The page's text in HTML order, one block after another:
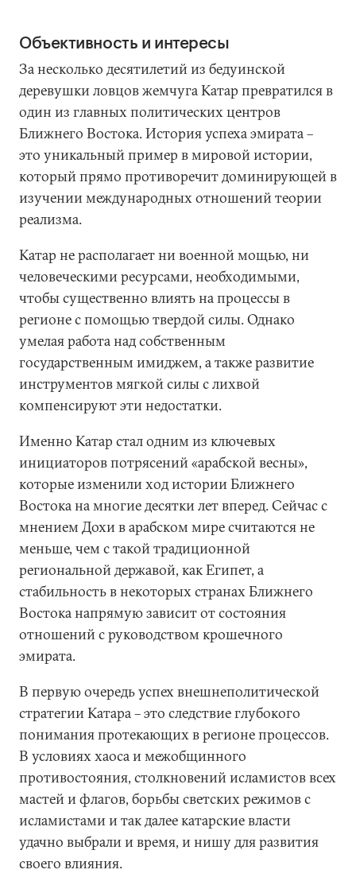
Объективность и интересы
За несколько десятилетий из бедуинской
деревушки ловцов жемчуга Катар превратился в
один из главных политических центров
Ближнего Востока. История успеха эмирата –
это уникальный пример в мировой истории,
который прямо противоречит доминирующей в
изучении международных отношений теории
реализма.
Катар не располагает ни военной мощью, ни
человеческими ресурсами, необходимыми,
чтобы существенно влиять на процессы в
регионе с помощью твердой силы. Однако
умелая работа над собственным
государственным имиджем, а также развитие
инструментов мягкой силы с лихвой
компенсируют эти недостатки.
Именно Катар стал одним из ключевых
инициаторов потрясений «арабской весны»,
которые изменили ход истории Ближнего
Востока на многие десятки лет вперед. Сейчас с
мнением Дохи в арабском мире считаются не
меньше, чем с такой традиционной
региональной державой, как Египет, а
стабильность в некоторых странах Ближнего
Востока напрямую зависит от состояния
отношений с руководством крошечного
эмирата.
В первую очередь успех внешнеполитической
стратегии Катара – это следствие глубокого
понимания протекающих в регионе процессов.
В условиях хаоса и межобщинного
противостояния, столкновений исламистов всех
мастей и флагов, борьбы светских режимов с
исламистами и так далее катарские власти
удачно выбрали и время, и нишу для развития
своего влияния.